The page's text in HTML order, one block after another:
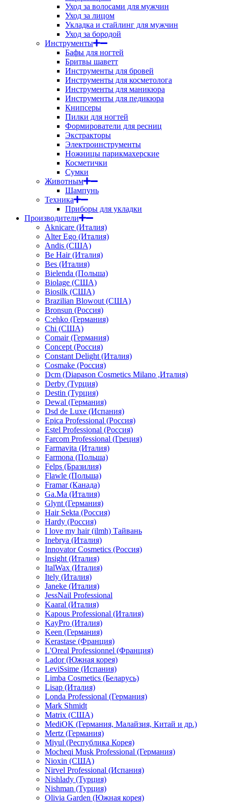
Уход за волосами для мужчин
Уход за лицом
Укладка и стайлинг для мужчин
Уход за бородой
Инструменты
Бафы для ногтей
Бритвы шаветт
Инструменты для бровей
Инструменты для косметолога
Инструменты для маникюра
Инструменты для педикюра
Книпсеры
Пилки для ногтей
Формирователи для ресниц
Экстракторы
Электроинструменты
Ножницы парикмахерские
Косметички
Сумки
Животным
Шампунь
Техника
Приборы для укладки
Производители
Aknicare (Италия)
Alter Ego (Италия)
Andis (США)
Be Hair (Италия)
Bes (Италия)
Bielenda (Польша)
Biolage (США)
Biosilk (США)
Brazilian Blowout (США)
Bronsun (Россия)
C:ehko (Германия)
Chi (США)
Comair (Германия)
Concept (Россия)
Constant Delight (Италия)
Cosmake (Россия)
Dcm (Diapason Cosmetics Milano ,Италия)
Derby (Турция)
Destin (Турция)
Dewal (Германия)
Dsd de Luxe (Испания)
Epica Professional (Россия)
Estel Professional (Россия)
Farcom Professional (Греция)
Farmavita (Италия)
Farmona (Польша)
Felps (Бразилия)
Flawle (Польша)
Framar (Канада)
Ga.Ma (Италия)
Glynt (Германия)
Hair Sekta (Россия)
Hardy (Россия)
I love my hair (ilmh) Тайвань
Inebrya (Италия)
Innovator Cosmetics (Россия)
Insight (Италия)
ItalWax (Италия)
Itely (Италия)
Janeke (Италия)
JessNail Professional
Kaaral (Италия)
Kapous Professional (Италия)
KayPro (Италия)
Keen (Германия)
Kerastase (Франция)
L'Oreal Professionnel (Франция)
Lador (Южная корея)
LeviSsime (Испания)
Limba Cosmetics (Беларусь)
Lisap (Италия)
Londa Professional (Германия)
Mark Shmidt
Matrix (США)
MediOK (Германия, Малайзия, Китай и др.)
Mertz (Германия)
Miyul (Республика Корея)
Mocheqi Musk Professional (Германия)
Nioxin (США)
Nirvel Professional (Испания)
Nishlady (Турция)
Nishman (Турция)
Olivia Garden (Южная корея)